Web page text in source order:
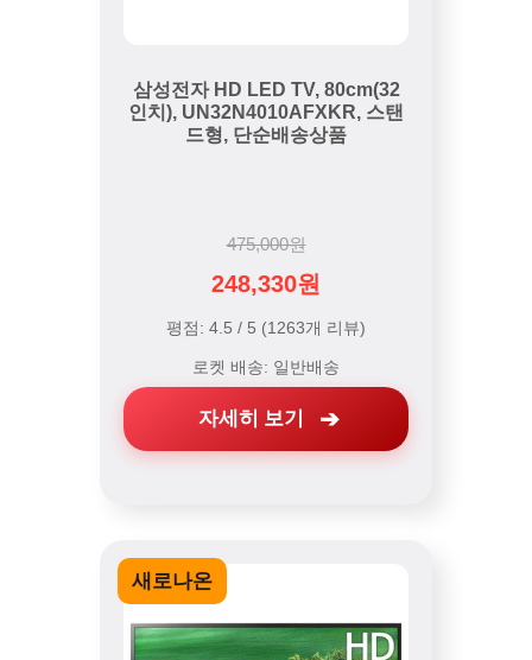
삼성전자 HD LED TV, 80cm(32
인치), UN32N4010AFXKR, 스탠
드형, 단순배송상품
475,000원
248,330원
평점: 4.5 / 5 (1263개 리뷰)
로켓 배송: 일반배송
자세히 보기
새로나온